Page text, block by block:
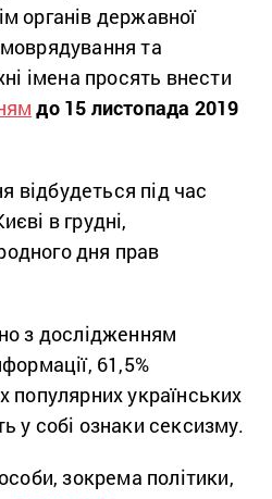
органів державної
та
імена просять внести
до 15 листопада 2019
відбудеться під час
в грудні,
дня прав
з дослідженням
61,5%
популярних українських
у собі ознаки сексизму.
зокрема політики,